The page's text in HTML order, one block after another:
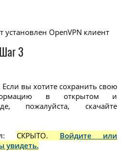
установлен OpenVPN клиент
Шаг 3
вы хотите сохранить свою
в открытом и
пожалуйста, скачайте
СКРЫТО. Войдите или
увидеть.